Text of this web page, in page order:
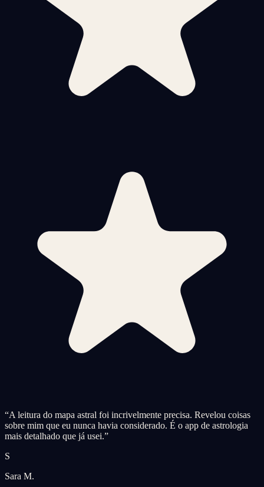
“A leitura do mapa astral foi incrivelmente precisa. Revelou coisas
sobre mim que eu nunca havia considerado. É o app de astrologia
mais detalhado que já usei.”
S
Sara M.